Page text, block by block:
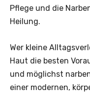
Pflege und die
Heilung.
Wer kleine
Haut die besten
und möglichst
einer modernen,